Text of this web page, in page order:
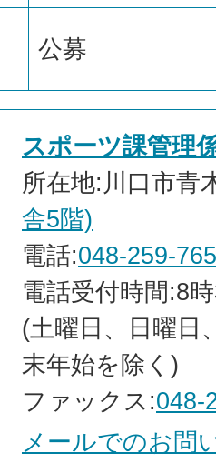
公募
スポーツ課管理
所在地:川口市青
舎5階)
電話:048-259-
電話受付時間:8
(土曜日、日曜日
末年始を除く)
ファックス:048-
メールでのお問